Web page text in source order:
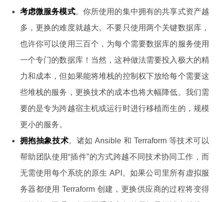
考虑微服务模式。你所使用的集中拥有的共享式资产越
多，更换的难度就越大。不要只使用两个关键数据库，
也许你可以使用三百个，为每个需要数据库的服务使用
一个专门的数据库！当然，这种做法需要投入极大的精
力和成本，但如果能将堆栈的控制权下放给每个需要这
些堆栈的服务，更换技术的成本也将大幅降低。我们需
要的是专为跨越宿主机或运行时进行移植而生的，规模
更小的服务。
拥抱抽象技术。诸如 Ansible 和 Terraform 等技术可以
帮助团队使用“插件”的方式跨越不同技术协同工作，而
无需使用每个系统的原生 API。如果公司里所有虚拟服
务器都使用 Terraform 创建，更换供应商的过程将变得